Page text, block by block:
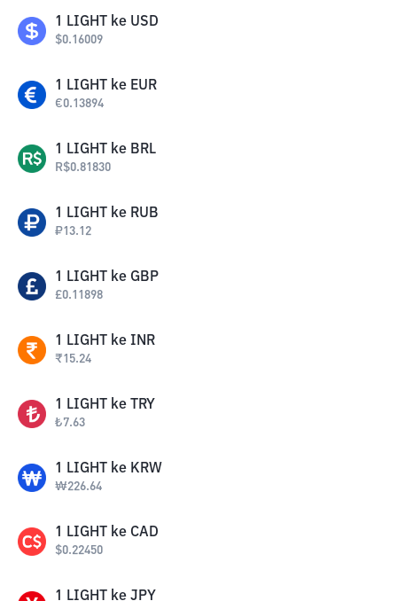
1 LIGHT ke USD
$0.16009
1 LIGHT ke EUR
€0.13894
1 LIGHT ke BRL
R$0.81830
1 LIGHT ke RUB
₽13.12
1 LIGHT ke GBP
£0.11898
1 LIGHT ke INR
₹15.24
1 LIGHT ke TRY
₺7.63
1 LIGHT ke KRW
₩226.64
1 LIGHT ke CAD
$0.22450
1 LIGHT ke JPY